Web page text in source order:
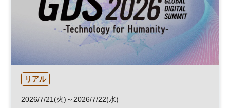
リアル
2026/7/21(火)～2026/7/22(水)